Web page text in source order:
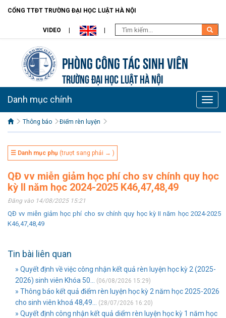
CỔNG TTĐT TRƯỜNG ĐẠI HỌC LUẬT HÀ NỘI
VIDEO
Phòng Công tác sinh viên
TRƯỜNG ĐẠI HỌC LUẬT HÀ NỘI
Toggle
Danh mục chính
Thông báo Điểm rèn luyện
☰ Danh mục phụ (trượt sang phải → )
QĐ vv miễn giảm học phí cho sv chính quy học
kỳ II năm học 2024-2025 K46,47,48,49
Đăng vào 14/08/2025 15:21
QĐ vv miễn giảm học phí cho sv chính quy học kỳ II năm học 2024-2025
K46,47,48,49
Tin bài liên quan
» Quyết định về việc công nhận kết quả rèn luyện học kỳ 2 (2025-
2026) sinh viên Khóa 50...
(06/08/2026 15:29)
» Thông báo kết quả điểm rèn luyện học kỳ 2 năm học 2025-2026
cho sinh viên khoá 48,49...
(28/07/2026 16:20)
» Quyết định công nhận kết quả diểm rèn luyện học kỳ 1 năm học